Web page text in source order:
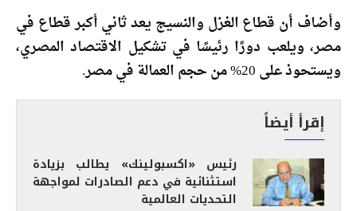
وأضاف أن قطاع الغزل والنسيج يعد ثاني أكبر قطاع في
مصر، ويلعب دورًا رئيسًا في تشكيل الاقتصاد المصري،
ويستحوذ على 20% من حجم العمالة في مصر.
إقرأ أيضاً
رئيس «اكسبولينك» يطالب بزيادة
استثنائية في دعم الصادرات لمواجهة
التحديات العالمية